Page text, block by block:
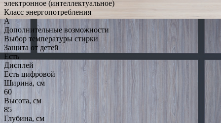
электронное (интеллектуальное)
Класс энергопотребления
A
Дополнительные возможности
Выбор температуры стирки
Защита от детей
Есть
Дисплей
Есть цифровой
Ширина, см
60
Высота, см
85
Глубина, см